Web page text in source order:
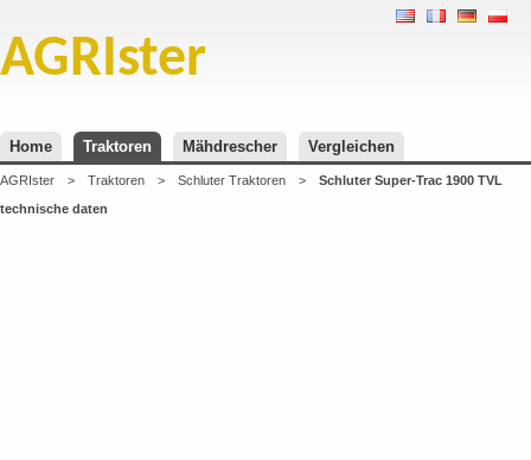
AGRIster
Home Traktoren Mähdrescher Vergleichen
AGRIster > Traktoren > Schluter Traktoren >
Schluter Super-Trac 1900 TVL
technische daten